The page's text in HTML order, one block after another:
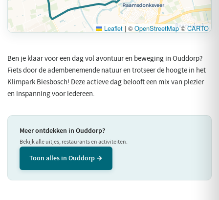
Leaflet | © OpenStreetMap©CARTO
Ben je klaar voor een dag vol avontuur en beweging in Ouddorp?
Fiets door de adembenemende natuur en trotseer de hoogte in het
Klimpark Biesbosch! Deze actieve dag belooft een mix van plezier
en inspanning voor iedereen.
Meer ontdekken in Ouddorp?
Bekijk alle uitjes, restaurants en activiteiten.
Toon alles in Ouddorp →